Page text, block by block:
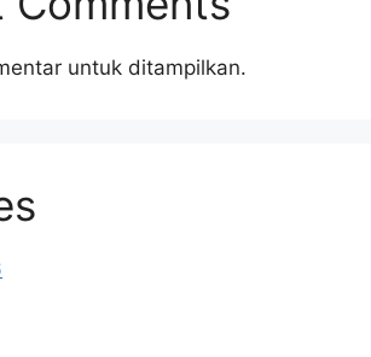
untuk ditampilkan.